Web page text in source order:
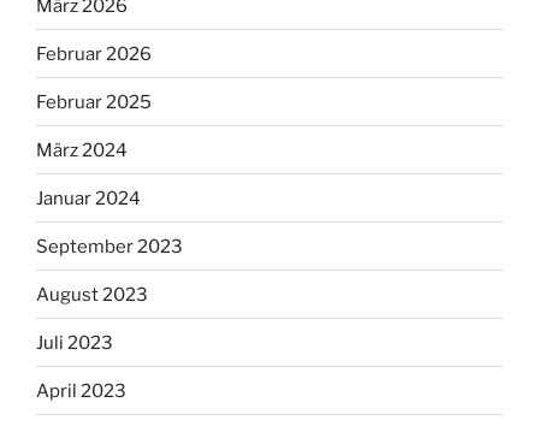
März 2026
Februar 2026
Februar 2025
März 2024
Januar 2024
September 2023
August 2023
Juli 2023
April 2023